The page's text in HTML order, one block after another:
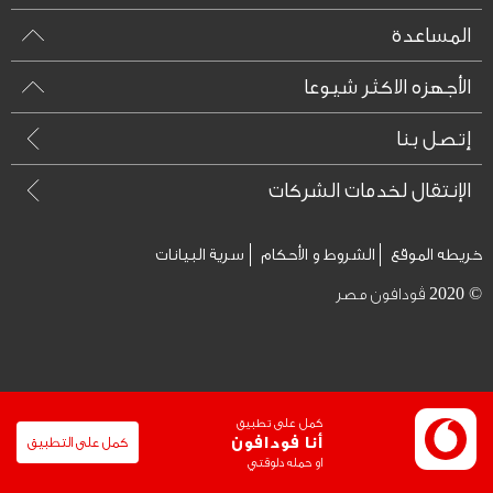
كمل على تطبيق
أنا فودافون
او حمله دلوقتي
كمل على التطبيق
المساعدة
الأجهزه الاكثر شيوعا
إتصل بنا
الإنتقال لخدمات الشركات
خريطه الموقع الشروط و الأحكام سرية البيانات
© 2020 ڤودافون مصر